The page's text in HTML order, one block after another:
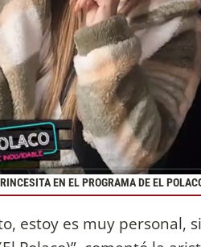
EN EL PROGRAMA DE EL
estoy es muy personal,